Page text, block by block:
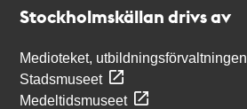
Stockholmskällan drivs av
Medioteket, utbildningsförvaltningen
Stadsmuseet
Medeltidsmuseet